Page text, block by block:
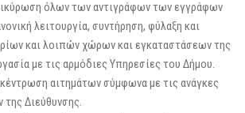
όλων των αντιγράφων των εγγράφων
λειτουργία, συντήρηση, φύλαξη και
και λοιπών χώρων και εγκαταστάσεων της
με τις αρμόδιες Υπηρεσίες του Δήμου.
αιτημάτων σύμφωνα με τις ανάγκες
Διεύθυνσης.